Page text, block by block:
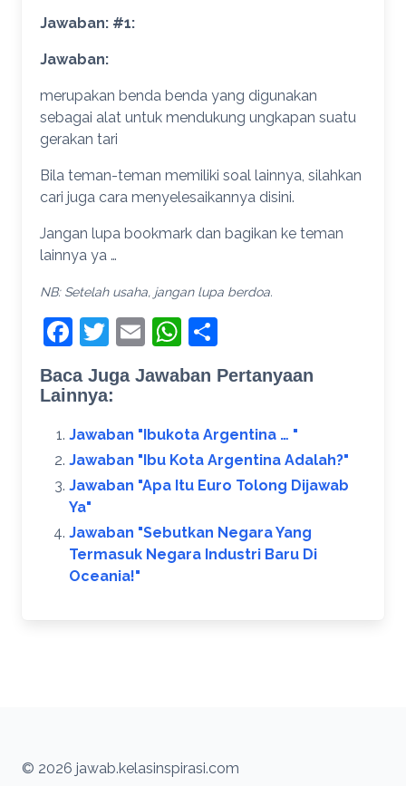
Jawaban: #1:
Jawaban:
merupakan benda benda yang digunakan
sebagai alat untuk mendukung ungkapan suatu
gerakan tari
Bila teman-teman memiliki soal lainnya, silahkan
cari juga cara menyelesaikannya disini.
Jangan lupa bookmark dan bagikan ke teman
lainnya ya …
NB: Setelah usaha, jangan lupa berdoa.
Facebook
Twitter
EmailWhatsApp
Baca Juga Jawaban Pertanyaan
Lainnya:
Jawaban "Ibukota Argentina … ​"
Jawaban "Ibu Kota Argentina Adalah?​"
Jawaban "Apa Itu Euro Tolong Dijawab
Ya"
Jawaban "Sebutkan Negara Yang
Termasuk Negara Industri Baru Di
Oceania!"
© 2026 jawab.kelasinspirasi.com